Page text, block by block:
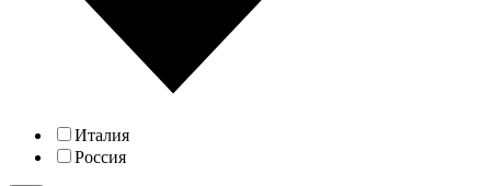
Италия
Россия